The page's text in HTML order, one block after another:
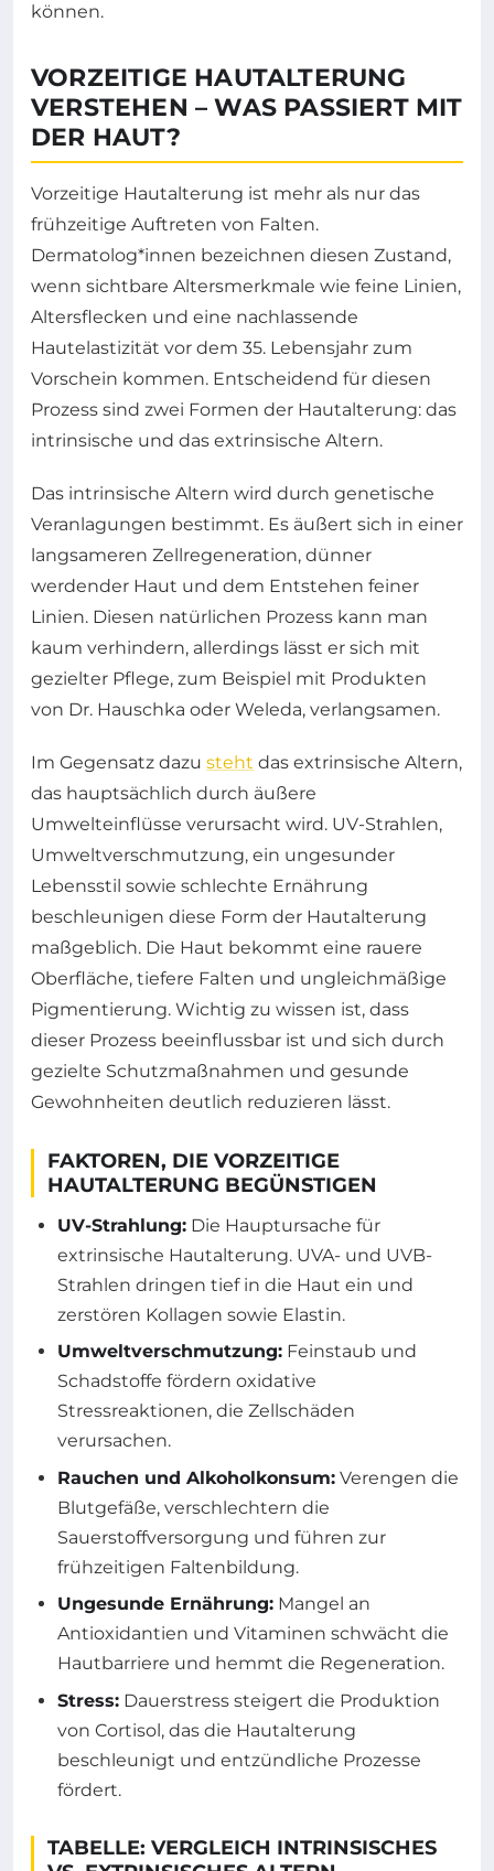
können.
VORZEITIGE HAUTALTERUNG
VERSTEHEN – WAS PASSIERT MIT
DER HAUT?
Vorzeitige Hautalterung ist mehr als nur das
frühzeitige Auftreten von Falten.
Dermatolog*innen bezeichnen diesen Zustand,
wenn sichtbare Altersmerkmale wie feine Linien,
Altersflecken und eine nachlassende
Hautelastizität vor dem 35. Lebensjahr zum
Vorschein kommen. Entscheidend für diesen
Prozess sind zwei Formen der Hautalterung: das
intrinsische und das extrinsische Altern.
Das intrinsische Altern wird durch genetische
Veranlagungen bestimmt. Es äußert sich in einer
langsameren Zellregeneration, dünner
werdender Haut und dem Entstehen feiner
Linien. Diesen natürlichen Prozess kann man
kaum verhindern, allerdings lässt er sich mit
gezielter Pflege, zum Beispiel mit Produkten
von Dr. Hauschka oder Weleda, verlangsamen.
Im Gegensatz dazu steht das extrinsische Altern,
das hauptsächlich durch äußere
Umwelteinflüsse verursacht wird. UV-Strahlen,
Umweltverschmutzung, ein ungesunder
Lebensstil sowie schlechte Ernährung
beschleunigen diese Form der Hautalterung
maßgeblich. Die Haut bekommt eine rauere
Oberfläche, tiefere Falten und ungleichmäßige
Pigmentierung. Wichtig zu wissen ist, dass
dieser Prozess beeinflussbar ist und sich durch
gezielte Schutzmaßnahmen und gesunde
Gewohnheiten deutlich reduzieren lässt.
FAKTOREN, DIE VORZEITIGE
HAUTALTERUNG BEGÜNSTIGEN
UV-Strahlung: Die Hauptursache für
extrinsische Hautalterung. UVA- und UVB-
Strahlen dringen tief in die Haut ein und
zerstören Kollagen sowie Elastin.
Umweltverschmutzung: Feinstaub und
Schadstoffe fördern oxidative
Stressreaktionen, die Zellschäden
verursachen.
Rauchen und Alkoholkonsum: Verengen die
Blutgefäße, verschlechtern die
Sauerstoffversorgung und führen zur
frühzeitigen Faltenbildung.
Ungesunde Ernährung: Mangel an
Antioxidantien und Vitaminen schwächt die
Hautbarriere und hemmt die Regeneration.
Stress: Dauerstress steigert die Produktion
von Cortisol, das die Hautalterung
beschleunigt und entzündliche Prozesse
fördert.
TABELLE: VERGLEICH INTRINSISCHES